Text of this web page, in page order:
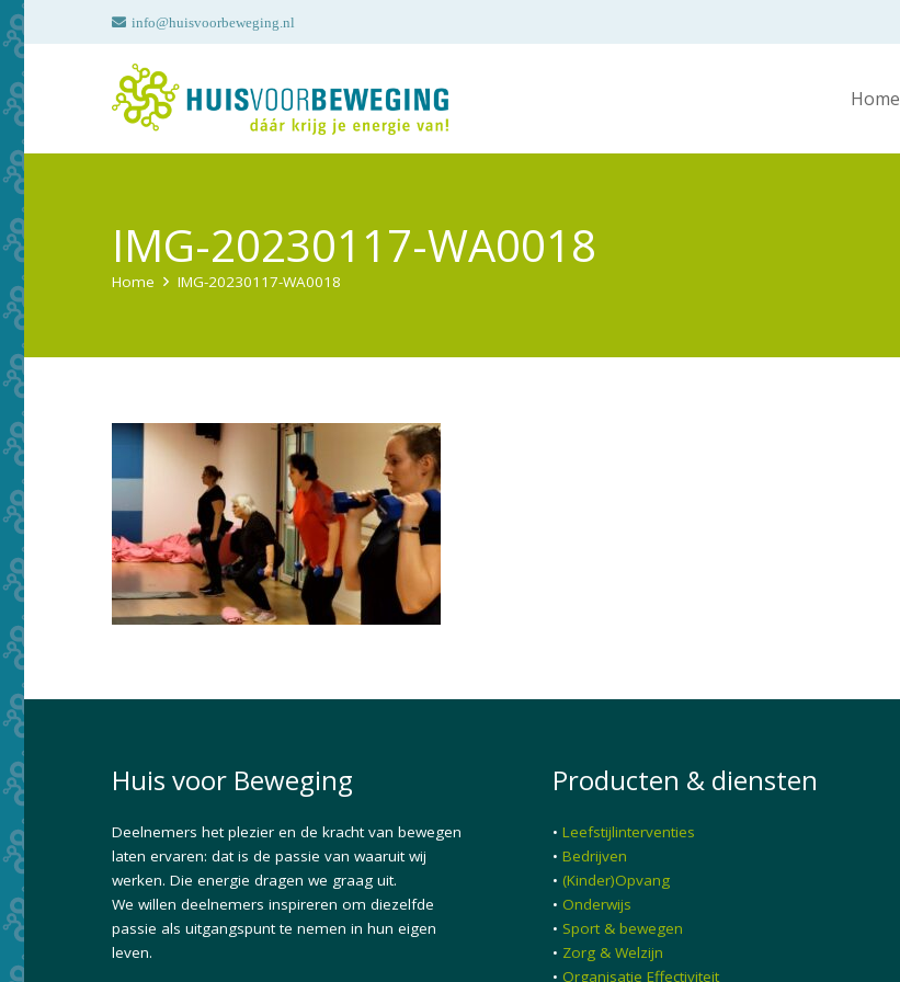
info@huisvoorbeweging.nl
Home
IMG-20230117-WA0018
Home IMG-20230117-WA0018
Huis voor Beweging
Deelnemers het plezier en de kracht van bewegen
laten ervaren: dat is de passie van waaruit wij
werken. Die energie dragen we graag uit.
We willen deelnemers inspireren om diezelfde
passie als uitgangspunt te nemen in hun eigen
leven.
Producten & diensten
• Leefstijlinterventies
• Bedrijven
• (Kinder)Opvang
• Onderwijs
• Sport & bewegen
• Zorg & Welzijn
• Organisatie Effectiviteit